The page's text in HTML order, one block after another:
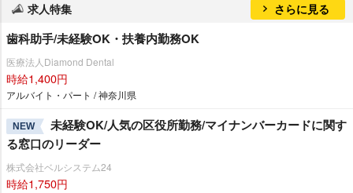
求人特集 さらに見る
歯科助手/未経験OK・扶養内勤務OK
医療法人Diamond Dental
時給1,400円
アルバイト・パート / 神奈川県
NEW
未経験OK/人気の区役所勤務/マイナンバーカードに関す
る窓口のリーダー
株式会社ベルシステム24
時給1,750円